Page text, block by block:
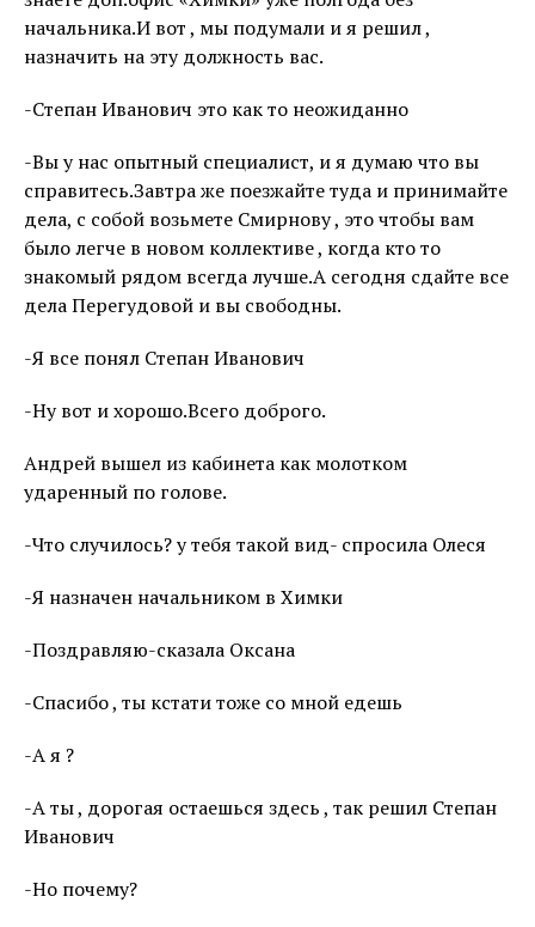
начальника.И вот , мы подумали и я решил ,
назначить на эту должность вас.
-Степан Иванович это как то неожиданно
-Вы у нас опытный специалист, и я думаю что вы
справитесь.Завтра же поезжайте туда и принимайте
дела, с собой возьмете Смирнову , это чтобы вам
было легче в новом коллективе , когда кто то
знакомый рядом всегда лучше.А сегодня сдайте все
дела Перегудовой и вы свободны.
-Я все понял Степан Иванович
-Ну вот и хорошо.Всего доброго.
Андрей вышел из кабинета как молотком
ударенный по голове.
-Что случилось? у тебя такой вид- спросила Олеся
-Я назначен начальником в Химки
-Поздравляю-сказала Оксана
-Спасибо , ты кстати тоже со мной едешь
-А я ?
-А ты , дорогая остаешься здесь , так решил Степан
Иванович
-Но почему?